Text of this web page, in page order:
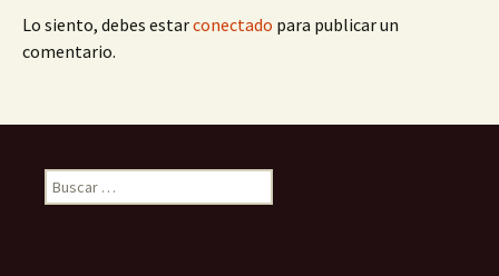
Lo siento, debes estarconectado para publicar un
comentario.
Buscar: